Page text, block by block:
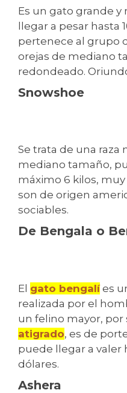
Es un gato grande
llegar a pesar hasta
pertenece al grupo
orejas de mediano
redondeado.
Snowshoe
Se trata de una raza
mediano tamaño,
máximo 6 kilos,
son de origen
sociables.
De Bengala o
El gato bengalíes
realizada por el
un felino mayor, por
atigrado, es de
puede llegar a valer
dólares.
Ashera